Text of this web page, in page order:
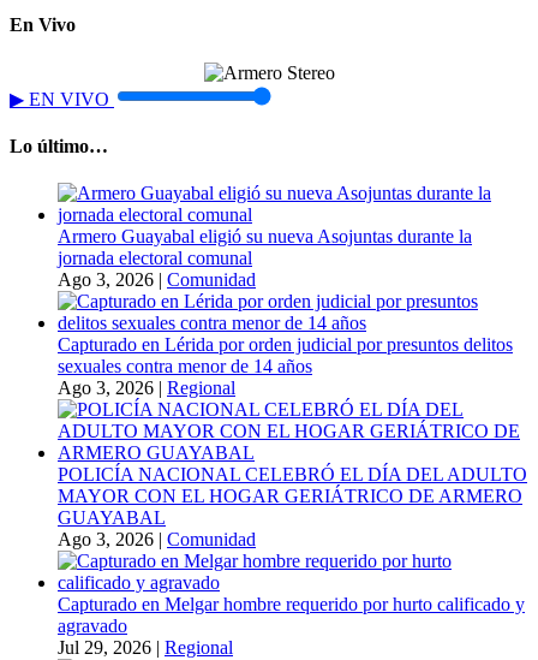
En Vivo
▶ EN VIVO
Lo último…
Armero Guayabal eligió su nueva Asojuntas durante la
jornada electoral comunal
Ago 3, 2026 | Comunidad
Capturado en Lérida por orden judicial por presuntos delitos
sexuales contra menor de 14 años
Ago 3, 2026 | Regional
POLICÍA NACIONAL CELEBRÓ EL DÍA DEL ADULTO
MAYOR CON EL HOGAR GERIÁTRICO DE ARMERO
GUAYABAL
Ago 3, 2026 | Comunidad
Capturado en Melgar hombre requerido por hurto calificado y
agravado
Jul 29, 2026 | Regional